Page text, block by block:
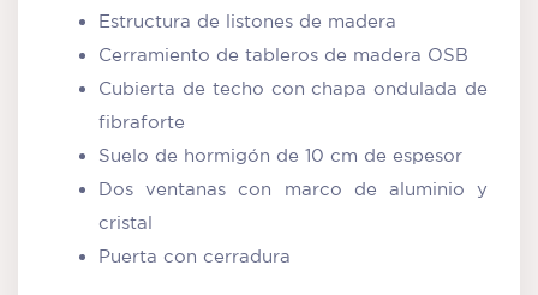
Estructura de listones de madera
Cerramiento de tableros de madera OSB
Cubierta de techo con chapa ondulada de
fibraforte
Suelo de hormigón de 10 cm de espesor
Dos ventanas con marco de aluminio y
cristal
Puerta con cerradura